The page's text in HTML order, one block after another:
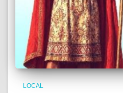
LOCAL